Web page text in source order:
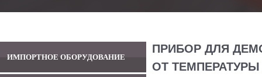
ИМПОРТНОЕ ОБОРУДОВАНИЕ
ПРИБОР ДЛЯ
ОТ ТЕМПЕРАТУРЫ